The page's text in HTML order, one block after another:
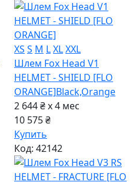
XS S M LXLXXL
Шлем Fox Head V1
HELMET - SHIELD [FLO
ORANGE]Black,Orange
2 644 ₴ x 4 мес
10 575 ₴
Купить
Код: 42142